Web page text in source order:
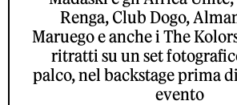
Renga, Club Dogo,
Maruego e anche i The
ritratti su un set
palco, nel backstage prima
evento